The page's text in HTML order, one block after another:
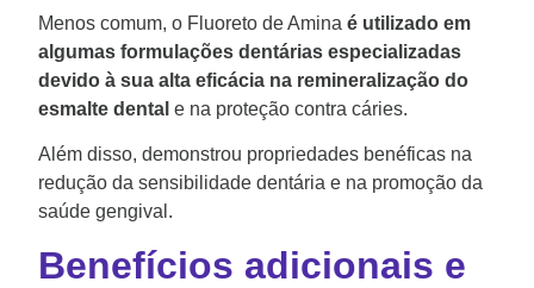
Menos comum, o Fluoreto de Amina é utilizado em
algumas formulações dentárias especializadas
devido à sua alta eficácia na remineralização do
esmalte dental e na proteção contra cáries.
Além disso, demonstrou propriedades benéficas na
redução da sensibilidade dentária e na promoção da
saúde gengival.
Benefícios adicionais e